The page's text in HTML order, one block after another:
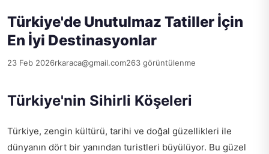
Türkiye'de Unutulmaz Tatiller İçin
En İyi Destinasyonlar
23 Feb 2026rkaraca@gmail.com263 görüntülenme
Türkiye'nin Sihirli Köşeleri
Türkiye, zengin kültürü, tarihi ve doğal güzellikleri ile
dünyanın dört bir yanından turistleri büyülüyor. Bu güzel